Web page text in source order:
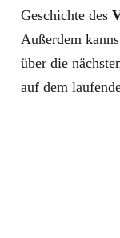
Geschichte des
Außerdem
über die
auf dem